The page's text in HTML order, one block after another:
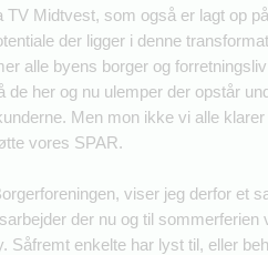
TV Midtvest, som også er lagt op
der ligger i denne
alle byens borger og
de her og nu ulemper der opstår
Men mon ikke vi alle klarer
vores SPAR.
viser jeg derfor et
der nu og til sommerferien
Såfremt enkelte har lyst til, eller